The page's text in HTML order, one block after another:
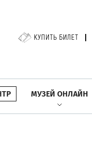
КУПИТЬ БИЛЕТ
МУЗЕЙ ОНЛАЙН